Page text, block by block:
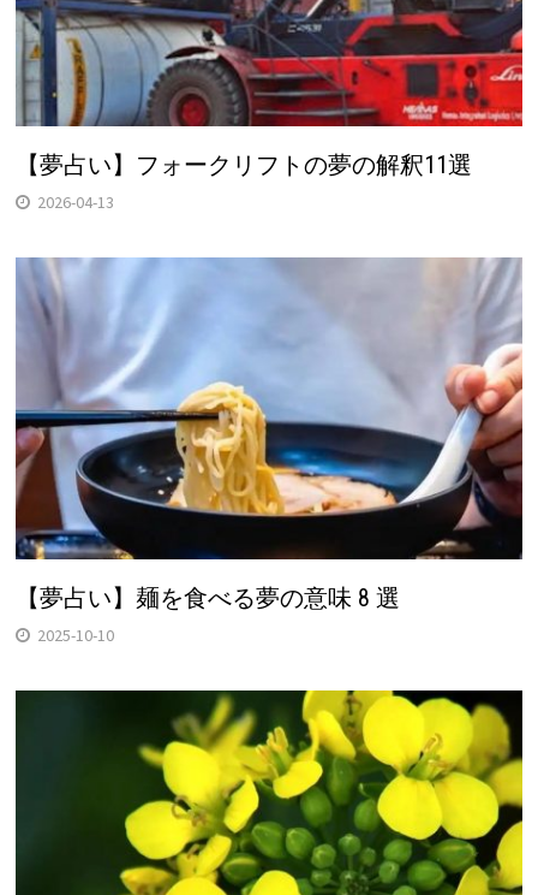
【夢占い】フォークリフトの夢の解釈11選
2026-04-13
【夢占い】麺を食べる夢の意味 8 選
2025-10-10